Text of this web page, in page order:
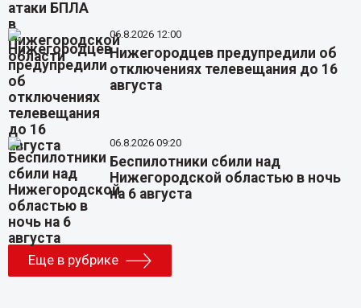
06.8.2026 12:00
Нижегородцев предупредили об
отключениях телевещания до 16
августа
06.8.2026 09:20
Беспилотники сбили над
Нижегородской областью в ночь
на 6 августа
Еще в рубрике